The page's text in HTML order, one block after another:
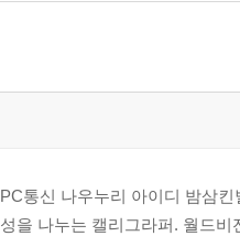
PC통신 나우누리 아이디 밤삼
성을 나누는 캘리그라퍼. 월드